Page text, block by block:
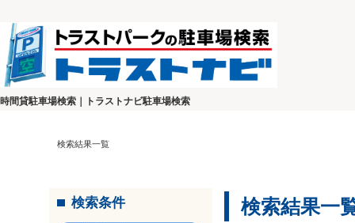
時間貸駐車場検索｜トラストナビ駐車場検索
検索結果一覧
検索条件 検索結果一